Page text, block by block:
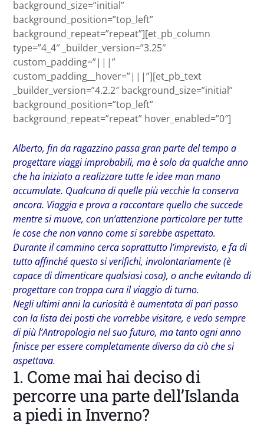
background_size=”initial”
background_position=”top_left”
background_repeat=”repeat”][et_pb_column
type=”4_4″ _builder_version=”3.25″
custom_padding=”|||”
custom_padding__hover=”|||”][et_pb_text
_builder_version=”4.2.2″ background_size=”initial”
background_position=”top_left”
background_repeat=”repeat” hover_enabled=”0″]
Alberto, fin da ragazzino passa gran parte del tempo a
progettare viaggi improbabili, ma è solo da qualche anno
che ha iniziato a realizzare tutte le idee man mano
accumulate. Qualcuna di quelle più vecchie la conserva
ancora. Viaggia e prova a raccontare quello che succede
mentre si muove, con un’attenzione particolare per tutte
le cose che non vanno come si sarebbe aspettato.
Durante il cammino cerca soprattutto l’imprevisto, e fa di
tutto affinché questo si verifichi, involontariamente (è
capace di dimenticare qualsiasi cosa), o anche evitando di
progettare con troppa cura il viaggio di turno.
Negli ultimi anni la curiosità è aumentata di pari passo
con la lista dei posti che vorrebbe visitare, e vedo sempre
di più l’Antropologia nel suo futuro, ma tanto ogni anno
finisce per essere completamente diverso da ciò che si
aspettava.
1. Come mai hai deciso di
percorre una parte dell’Islanda
a piedi in Inverno?